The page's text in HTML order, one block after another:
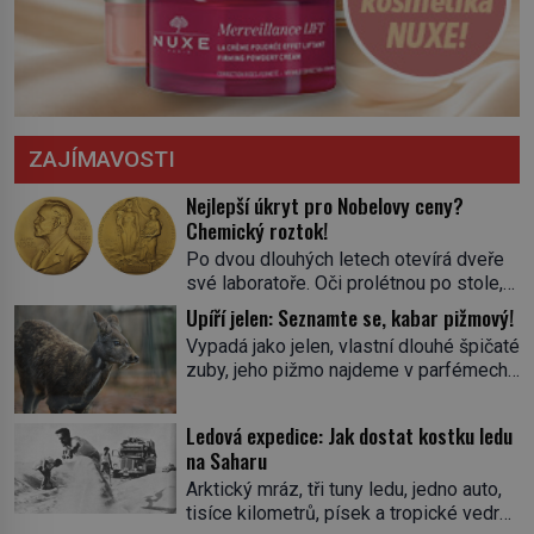
ZAJÍMAVOSTI
Nejlepší úkryt pro Nobelovy ceny?
Chemický roztok!
Po dvou dlouhých letech otevírá dveře
své laboratoře. Oči prolétnou po stole,
aby pak ulpěly na regálu, kde se nachází
všemožné látky. Hledá žluto-oranžovou
tekutinu, jakmile ji zahlédne, nesmírně
se mu uleví. Teď může svůj plán
skrývá směs s názvem lučavka
královská. Svůj přídomek nemá pro nic
za nic, […]
Upíří jelen: Seznamte se, kabar pižmový!
Vypadá jako jelen, vlastní dlouhé špičaté
zuby, jeho pižmo najdeme v parfémech
jediného zástupce zvířecí říše – kabara
pižmového. V Evropě ho jako první
popíše švédský botanik Carl Linné
(1707–1778), jenže v Asii o něm ví už
Ledová expedice: Jak dostat kostku ledu
na Saharu
Arktický mráz, tři tuny ledu, jedno auto,
tisíce kilometrů, písek a tropické vedro.